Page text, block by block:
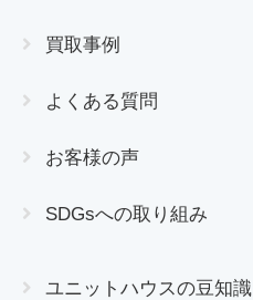
買取事例
よくある質問
お客様の声
SDGsへの取り組み
ユニットハウスの豆知識